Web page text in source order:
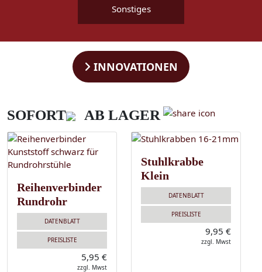
Sonstiges
INNOVATIONEN
SOFORT AB LAGER
Reihenverbinder
Rundrohr
DATENBLATT
PREISLISTE
5,95 €
zzgl. Mwst
Stuhlkrabbe
Klein
DATENBLATT
PREISLISTE
9,95 €
zzgl. Mwst